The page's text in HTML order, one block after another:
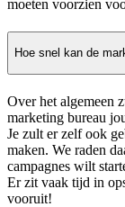
moeten voorzien
Hoe snel kan de
Over het algemeen
marketing bureau
Je zult er zelf ook
maken. We raden
campagnes wilt
Er zit vaak tijd in
vooruit!